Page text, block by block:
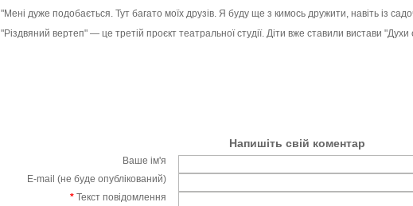
"Мені дуже подобається. Тут багато моїх друзів. Я буду ще з кимось дружити, навіть із
"Різдвяний вертеп" — це третій проєкт театральної студії. Діти вже ставили вистави "Духи
Напишіть свій коментар
Ваше ім'я
E-mail (не буде опублікований)
* Текст повідомлення